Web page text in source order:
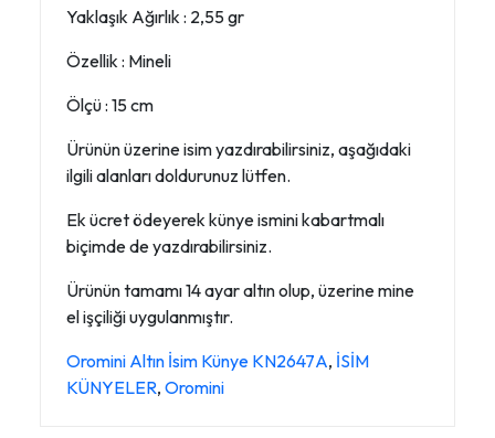
Yaklaşık Ağırlık : 2,55 gr
Özellik : Mineli
Ölçü : 15 cm
Ürünün üzerine isim yazdırabilirsiniz, aşağıdaki
ilgili alanları doldurunuz lütfen.
Ek ücret ödeyerek künye ismini kabartmalı
biçimde de yazdırabilirsiniz.
Ürünün tamamı 14 ayar altın olup, üzerine mine
el işçiliği uygulanmıştır.
Oromini Altın İsim Künye KN2647A, İSİM
KÜNYELER, Oromini